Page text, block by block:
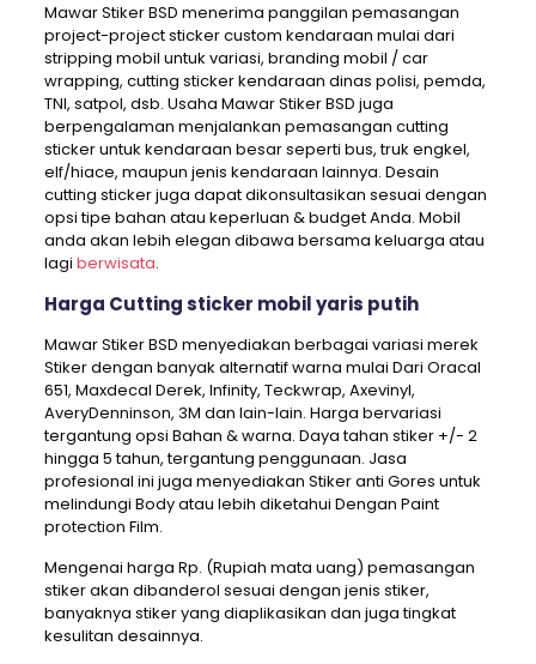
Mawar Stiker BSD menerima panggilan pemasangan
project-project sticker custom kendaraan mulai dari
stripping mobil untuk variasi, branding mobil / car
wrapping, cutting sticker kendaraan dinas polisi, pemda,
TNI, satpol, dsb. Usaha Mawar Stiker BSD juga
berpengalaman menjalankan pemasangan cutting
sticker untuk kendaraan besar seperti bus, truk engkel,
elf/hiace, maupun jenis kendaraan lainnya. Desain
cutting sticker juga dapat dikonsultasikan sesuai dengan
opsi tipe bahan atau keperluan & budget Anda. Mobil
anda akan lebih elegan dibawa bersama keluarga atau
lagi berwisata.
Harga Cutting sticker mobil yaris putih
Mawar Stiker BSD menyediakan berbagai variasi merek
Stiker dengan banyak alternatif warna mulai Dari Oracal
651, Maxdecal Derek, Infinity, Teckwrap, Axevinyl,
AveryDenninson, 3M dan lain-lain. Harga bervariasi
tergantung opsi Bahan & warna. Daya tahan stiker +/- 2
hingga 5 tahun, tergantung penggunaan. Jasa
profesional ini juga menyediakan Stiker anti Gores untuk
melindungi Body atau lebih diketahui Dengan Paint
protection Film.
Mengenai harga Rp. (Rupiah mata uang) pemasangan
stiker akan dibanderol sesuai dengan jenis stiker,
banyaknya stiker yang diaplikasikan dan juga tingkat
kesulitan desainnya.